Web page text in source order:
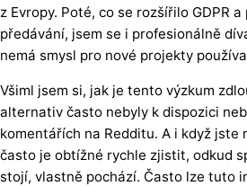
z Evropy. Poté, co se rozšířilo GDPR
předávání, jsem se i profesionálně
nemá smysl pro nové projekty
Všiml jsem si, jak je tento výzkum
alternativ často nebyly k dispozici
komentářích na Redditu. A i když jste
často je obtížné rychle zjistit, odkud
stojí, vlastně pochází. Často lze tuto